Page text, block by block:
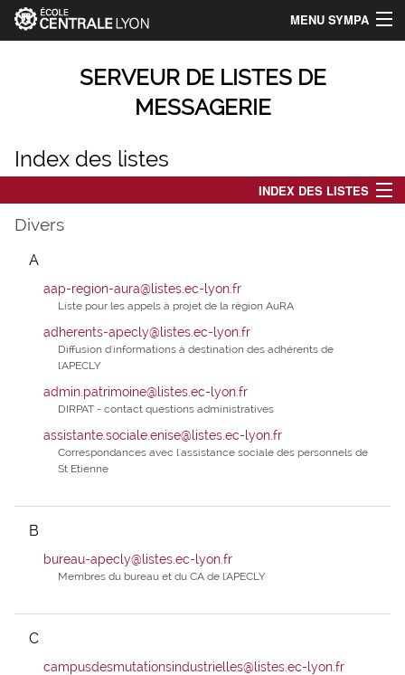
MENU SYMPA
Aide
Identification_Centrale-Lyon
Connexion
SERVEUR DE LISTES DE
MESSAGERIE
Index des listes
INDEX DES LISTES
A
Divers
A
aap-region-aura@listes.ec-lyon.fr
Liste pour les appels à projet de la région AuRA
adherents-apecly@listes.ec-lyon.fr
Diffusion d'informations à destination des adhérents de
l'APECLY
admin.patrimoine@listes.ec-lyon.fr
DIRPAT - contact questions administratives
assistante.sociale.enise@listes.ec-lyon.fr
Correspondances avec l'assistance sociale des personnels de
St Etienne
B
bureau-apecly@listes.ec-lyon.fr
Membres du bureau et du CA de l'APECLY
C
campusdesmutationsindustrielles@listes.ec-lyon.fr